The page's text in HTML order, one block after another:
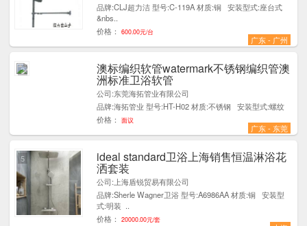
品牌:CLJ超力洁 型号:C-119A 材质:铜 安装型式:座台式
&nbs..
价格：
600.00元/台
广东 - 广州
澳标编织软管watermark不锈钢编织管澳
洲标准卫浴软管
公司:东莞海拓管业有限公司
品牌:海拓管业 型号:HT-H02 材质:不锈钢 安装型式:螺纹
价格：
面议
广东 - 东莞
2
ideal standard卫浴上海销售恒温淋浴花
洒套装
公司:上海盾锐贸易有限公司
品牌:Sherle Wagner卫浴 型号:A6986AA 材质:铜 安装型
式:明装 ..
价格：
20000.00元/套
5